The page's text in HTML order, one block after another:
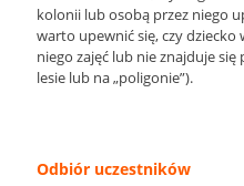
kolonii lub osobą przez niego
warto upewnić się, czy dziecko
niego zajęć lub nie znajduje
lesie lub na „poligonie”).
Odbiór uczestników